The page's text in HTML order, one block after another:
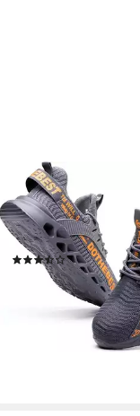
ATHLIX
Sicherheitsschuhe mit
Herren und Damen
Sicherheitsschuh
(62)
49,99 € UVP99,99 €
lieferbar - in 8-10